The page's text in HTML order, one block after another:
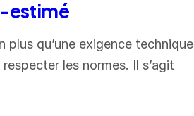
estimé
plus qu’une exigence technique
les normes. Il s’agit